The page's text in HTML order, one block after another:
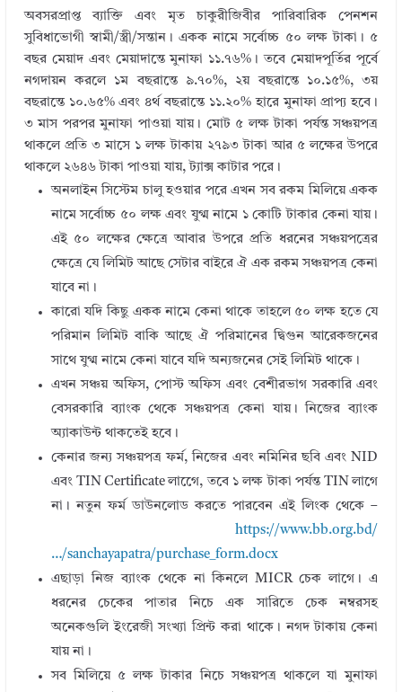
অবসরপ্রাপ্ত ব্যাক্তি এবং মৃত চাকুরীজিবীর পারিবারিক পেনশন
সুবিধাভোগী স্বামী/স্ত্রী/সন্তান। একক নামে সর্বোচ্চ ৫০ লক্ষ টাকা। ৫
বছর মেয়াদ এবং মেয়াদান্তে মুনাফা ১১.৭৬%। তবে মেয়াদপূর্তির পূর্বে
নগদায়ন করলে ১ম বছরান্তে ৯.৭০%, ২য় বছরান্তে ১০.১৫%, ৩য়
বছরান্তে ১০.৬৫% এবং ৪র্থ বছরান্তে ১১.২০% হারে মুনাফা প্রাপ্য হবে।
৩ মাস পরপর মুনাফা পাওয়া যায়। মোট ৫ লক্ষ টাকা পর্যন্ত সঞ্চয়পত্র
থাকলে প্রতি ৩ মাসে ১ লক্ষ টাকায় ২৭৯৩ টাকা আর ৫ লক্ষের উপরে
থাকলে ২৬৪৬ টাকা পাওয়া যায়, ট্যাক্স কাটার পরে।
অনলাইন সিস্টেম চালু হওয়ার পরে এখন সব রকম মিলিয়ে একক
নামে সর্বোচ্চ ৫০ লক্ষ এবং যুগ্ম নামে ১ কোটি টাকার কেনা যায়।
এই ৫০ লক্ষের ক্ষেত্রে আবার উপরে প্রতি ধরনের সঞ্চয়পত্রের
ক্ষেত্রে যে লিমিট আছে সেটার বাইরে ঐ এক রকম সঞ্চয়পত্র কেনা
যাবে না।
কারো যদি কিছু একক নামে কেনা থাকে তাহলে ৫০ লক্ষ হতে যে
পরিমান লিমিট বাকি আছে ঐ পরিমানের দ্বিগুন আরেকজনের
সাথে যুগ্ম নামে কেনা যাবে যদি অন্যজনের সেই লিমিট থাকে।
এখন সঞ্চয় অফিস, পোস্ট অফিস এবং বেশীরভাগ সরকারি এবং
বেসরকারি ব্যাংক থেকে সঞ্চয়পত্র কেনা যায়। নিজের ব্যাংক
অ্যাকাউন্ট থাকতেই হবে।
কেনার জন্য সঞ্চয়পত্র ফর্ম, নিজের এবং নমিনির ছবি এবং NID
এবং TIN Certificate লাগেে, তবে ১ লক্ষ টাকা পর্যন্ত TIN লাগে
না। নতুন ফর্ম ডাউনলোড করতে পারবেন এই লিংক থেকে –
https://www.bb.org.bd/
…/sanchayapatra/purchase_form.docx
এছাড়া নিজ ব্যাংক থেকে না কিনলে MICR চেক লাগে। এ
ধরনের চেকের পাতার নিচে এক সারিতে চেক নম্বরসহ
অনেকগুলি ইংরেজী সংখ্যা প্রিন্ট করা থাকে। নগদ টাকায় কেনা
যায় না।
সব মিলিয়ে ৫ লক্ষ টাকার নিচে সঞ্চয়পত্র থাকলে যা মুনাফা